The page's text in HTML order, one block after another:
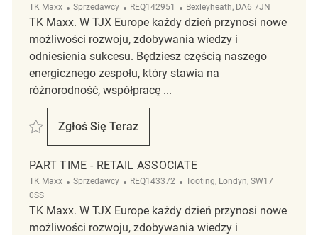
TK Maxx Kategoria
Sprzedawcy ReqId
REQ142951 Lokalizacja
Bexleyheath, DA6 7JN
TK Maxx. W TJX Europe każdy dzień przynosi nowe
możliwości rozwoju, zdobywania wiedzy i
odniesienia sukcesu. Będziesz częścią naszego
energicznego zespołu, który stawia na
różnorodność, współpracę ...
Zapisać Retail Associate REQ142951
Zgłoś Się Teraz
Retail Associate
PART TIME - RETAIL ASSOCIATE
TK Maxx Kategoria
Sprzedawcy ReqId
REQ143372 Lokalizacja
Tooting, Londyn, SW17
0SS
TK Maxx. W TJX Europe każdy dzień przynosi nowe
możliwości rozwoju, zdobywania wiedzy i